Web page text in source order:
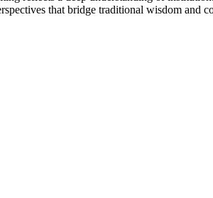
that bridge traditional wisdom and